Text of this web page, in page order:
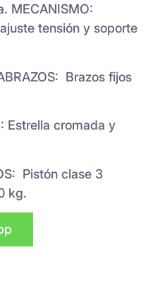
MECANISMO:
tensión y soporte
Brazos fijos
Estrella cromada y
Pistón clase 3
kg.